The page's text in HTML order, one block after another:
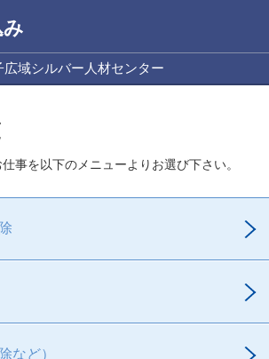
域シルバー人材センター
事を以下のメニューよりお選び下さい。
など）